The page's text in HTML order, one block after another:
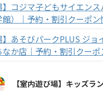
】コジマ子どもサイエン
館）｜予約・割引クーポン
】あそびパークPLUS ジ
か店｜予約・割引クーポ
【室内遊び場】キッズラ